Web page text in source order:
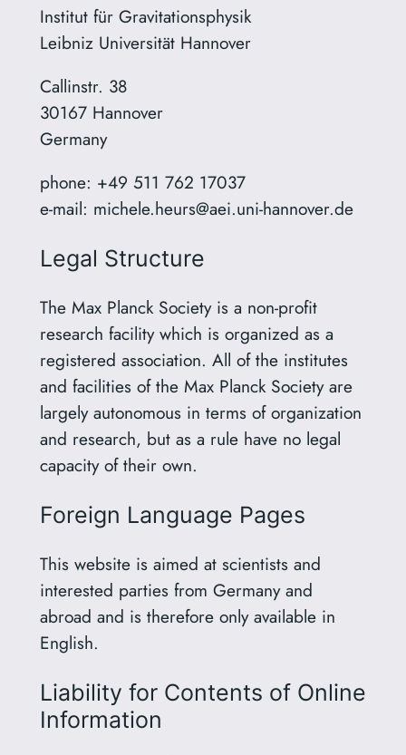
Institut für Gravitationsphysik
Leibniz Universität Hannover
Callinstr. 38
30167 Hannover
Germany
phone: +49 511 762 17037
e-mail: michele.heurs@aei.uni-hannover.de
Legal Structure
The Max Planck Society is a non-profit
research facility which is organized as a
registered association. All of the institutes
and facilities of the Max Planck Society are
largely autonomous in terms of organization
and research, but as a rule have no legal
capacity of their own.
Foreign Language Pages
This website is aimed at scientists and
interested parties from Germany and
abroad and is therefore only available in
English.
Liability for Contents of Online
Information